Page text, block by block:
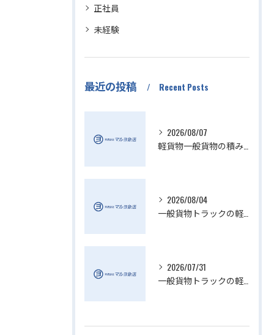
正社員
未経験
最近の投稿 Recent Posts
2026/08/07
2026/08/04
2026/07/31